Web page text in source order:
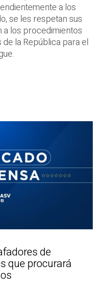
a los
se les respetan sus
a los procedimientos
la República para el
de
que procurará